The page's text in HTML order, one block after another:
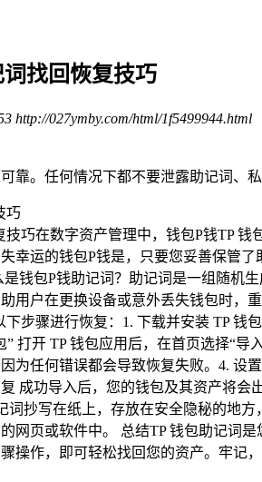
找回恢复技巧
http://027ymby.com/html/1f5499944.html
靠。任何情况下都不要泄露助记词、私
巧在数字资产管理中，钱包P钱TP
幸运的钱包P钱是，只要您妥善保管
钱包P钱助记词？助记词是一组随机
用户在更换设备或意外丢失钱包时，
步骤进行恢复：1. 下载并安装 TP
打开 TP 钱包应用后，在首页选择“
为任何错误都会导致恢复失败。4.
成功导入后，您的钱包及其资产将
词抄写在纸上，存放在安全隐秘的地
网页或软件中。 总结TP 钱包助记词
操作，即可轻松找回您的资产。牢记